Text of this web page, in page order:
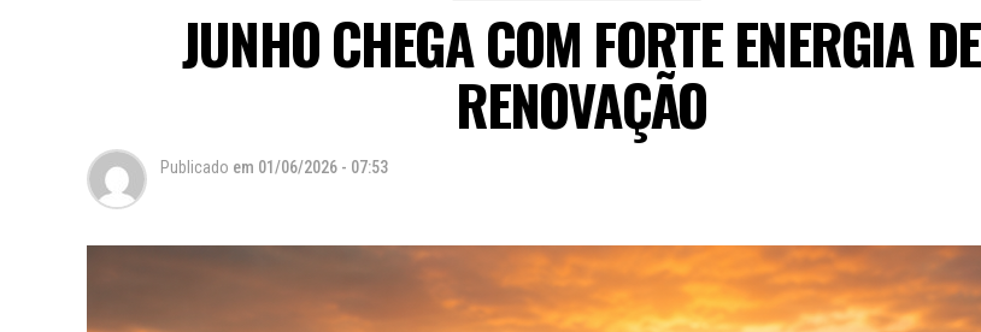
JUNHO CHEGA COM FORTE ENERGIA DE
RENOVAÇÃO
Publicado em 01/06/2026 - 07:53